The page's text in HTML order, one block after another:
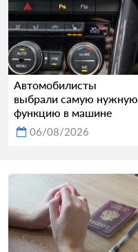
Автомобилисты
выбрали самую нужную
функцию в машине
06/08/2026